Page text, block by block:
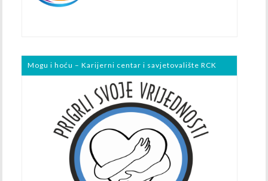
Mogu i hoću – Karijerni centar i savjetovalište RCK